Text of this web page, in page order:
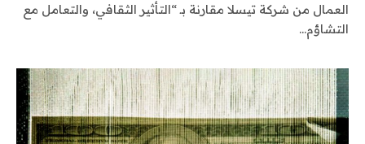
العمال من شركة تيسلا مقارنة بـ “التأثير الثقافي، والتعامل مع
التشاؤم…